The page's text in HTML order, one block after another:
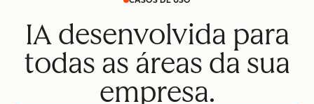
IA desenvolvida para
todas as áreas da sua
empresa.